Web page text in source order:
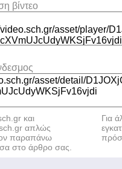
βίντεο
και
απλώς
παραπάνω
στο άρθρο σας.
Για